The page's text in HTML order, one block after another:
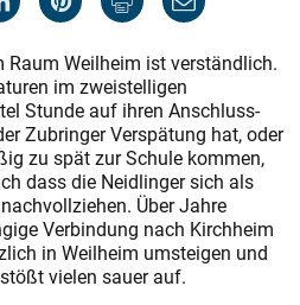
Raum Weilheim ist verständlich.
im zweistelligen
Stunde auf ihren Anschluss-
Zubringer Verspätung hat, oder
zu spät zur Schule kommen,
dass die Neidlinger sich als
Über Jahre
Verbindung nach Kirchheim
in Weilheim umsteigen und
vielen sauer auf.